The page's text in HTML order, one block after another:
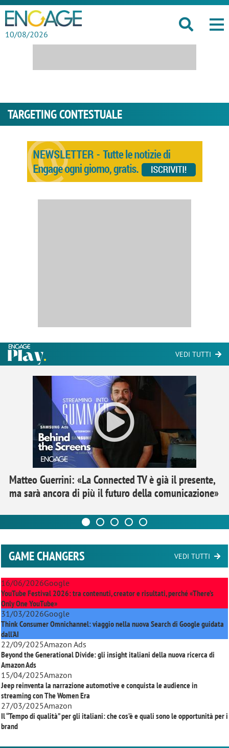
10/08/2026
TARGETING CONTESTUALE
VEDI TUTTI
Matteo Guerrini: «La Connected TV è già il presente,
ma sarà ancora di più il futuro della comunicazione»
GAME CHANGERS VEDI TUTTI
16/06/2026Google
YouTube Festival 2026: tra contenuti, creator e risultati, perché «There’s
Only One YouTube»
31/03/2026Google
Think Consumer Omnichannel: viaggio nella nuova Search di Google guidata
dall'AI
22/09/2025Amazon Ads
Beyond the Generational Divide: gli insight italiani della nuova ricerca di
Amazon Ads
15/04/2025Amazon
Jeep reinventa la narrazione automotive e conquista le audience in
streaming conThe Women Era
27/03/2025Amazon
Il “Tempo di qualità” per gli italiani: che cos’è e quali sono le opportunità per i
brand